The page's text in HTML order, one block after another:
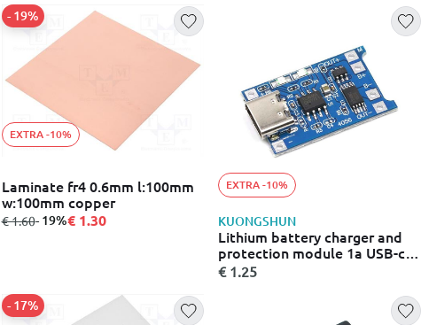
EXTRA -10%
Laminate fr4 0.6mm l:100mm
w:100mm copper
από
€ 1.60σε
- 19%
- 19%€ 1.30
EXTRA -10%
KUONGSHUN
Lithium battery charger and
protection module 1a USB-c -
tp4056
€ 1.25
- 17%